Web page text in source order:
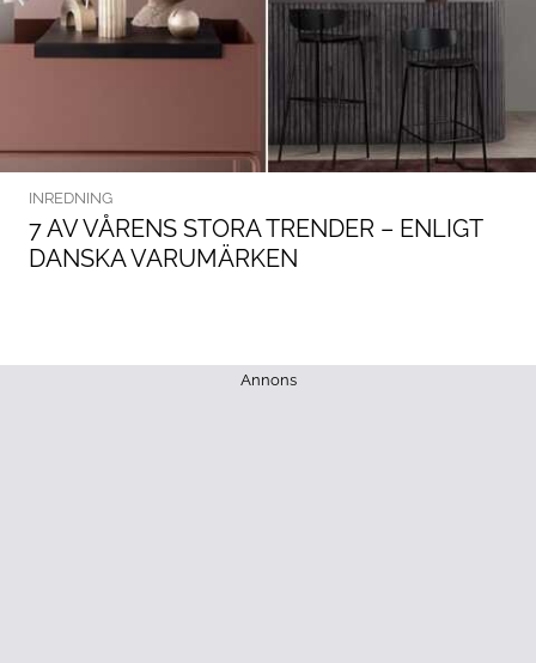
INREDNING
7 AV VÅRENS STORA TRENDER – ENLIGT
DANSKA VARUMÄRKEN
Annons